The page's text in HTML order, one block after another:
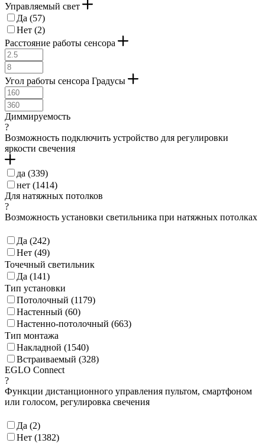
Управляемый свет
Да (57)
Нет (2)
Расстояние работы сенсора
Угол работы сенсора Градусы
Диммируемость
?
Возможность подключить устройство для регулировки
яркости свечения
да (339)
нет (1414)
Для натяжных потолков
?
Возможность установки светильника при натяжных потолках
Да (242)
Нет (49)
Точечный светильник
Да (141)
Тип установки
Потолочный (1179)
Настенный (60)
Настенно-потолочный (663)
Тип монтажа
Накладной (1540)
Встраиваемый (328)
EGLO Connect
?
Функции дистанционного управления пультом, смартфоном
или голосом, регулировка свечения
Да (2)
Нет (1382)